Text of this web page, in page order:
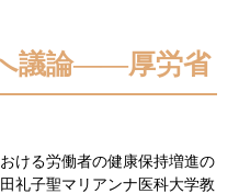
議論――厚労省
ける労働者の健康保持増進の
礼子聖マリアンナ医科大学教